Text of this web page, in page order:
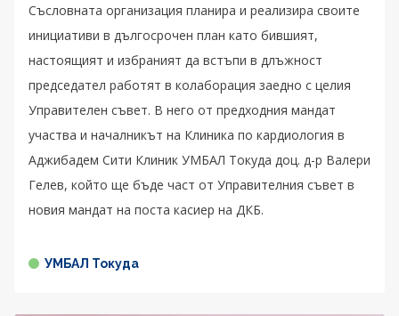
Съсловната организация планира и реализира своите
инициативи в дългосрочен план като бившият,
настоящият и избраният да встъпи в длъжност
председател работят в колаборация заедно с целия
Управителен съвет. В него от предходния мандат
участва и началникът на Клиника по кардиология в
Аджибадем Сити Клиник УМБАЛ Токуда доц. д-р Валери
Гелев, който ще бъде част от Управителния съвет в
новия мандат на поста касиер на ДКБ.
УМБАЛ Токуда